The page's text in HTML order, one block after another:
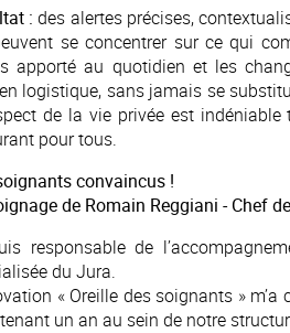
: des alertes précises,
se concentrer sur ce qui
apporté au quotidien et les
logistique, sans jamais se
de la vie privée est
pour tous.
convaincus !
de Romain Reggiani - Chef
responsable de
du Jura.
« Oreille des soignants »
un an au sein de notre